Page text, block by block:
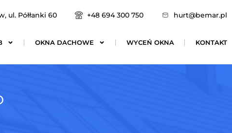
ul. Półłanki 60 +48 694 300 750 hurt@bemar.pl
OKNA DACHOWE WYCEŃ OKNA KONTAKT